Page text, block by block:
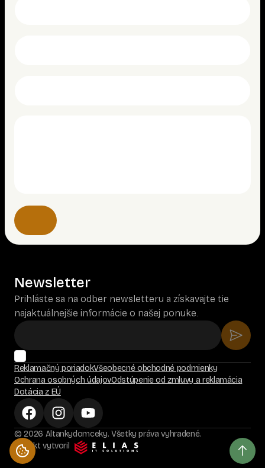
Newsletter
Prihláste sa na odber newsletteru a získavajte tie
najaktuálnejšie informácie o našej ponuke.
Reklamačný poriadokVšeobecné obchodné podmienky
Ochrana osobných údajovOdstúpenie od zmluvy a reklamácia
Dotácia z EÚ
© 2026 Altankydomceky. Všetky práva vyhradené.
Projekt vytvoril